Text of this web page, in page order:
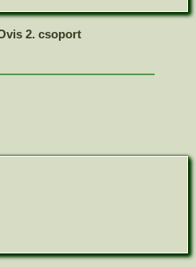
2. csoport